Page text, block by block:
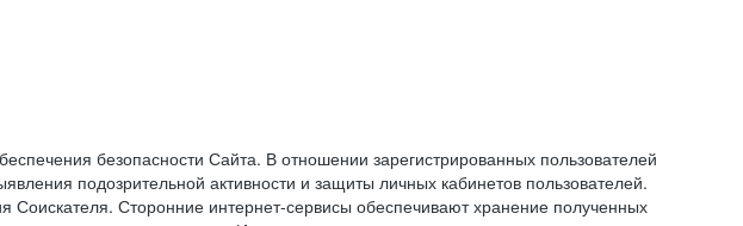
безопасности Сайта. В отношении зарегистрированных пользователей
подозрительной активности и защиты личных кабинетов пользователей.
Соискателя. Сторонние интернет-сервисы обеспечивают хранение полученных